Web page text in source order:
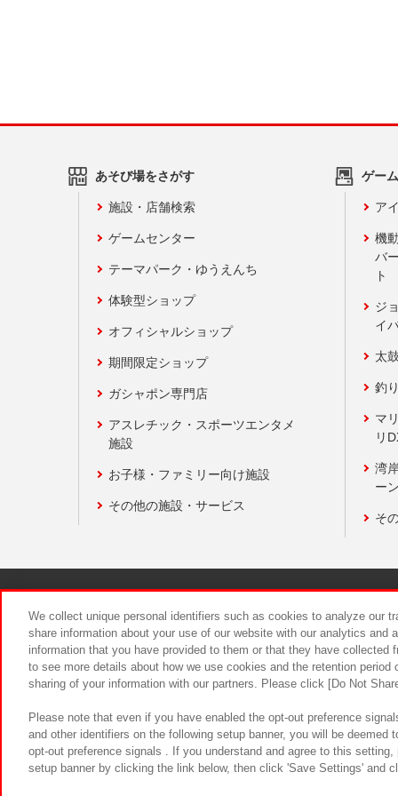
あそび場をさがす
施設・店舗検索
ゲームセンター
テーマパーク・ゆうえんち
体験型ショップ
オフィシャルショップ
期間限定ショップ
ガシャポン専門店
アスレチック・スポーツエンタメ
施設
お子様・ファミリー向け施設
その他の施設・サービス
ゲー
ア
機
バ
ト
ジ
イ
太
釣
マ
リ
湾
ー
そ
食品のご
We collect unique personal identifiers such as cookies to analyze our
share information about your use of our website with our analytics and
information that you have provided to them or that they have
to see more details about how we use cookies and the retention
sharing of your information with our partners. Please click [Do Not
Please note that even if you have enabled the opt-out preference
and other identifiers on the following setup banner, you will be
opt-out preference signals . If you understand and agree to this
setup banner by clicking the link below, then click 'Save Settings' and